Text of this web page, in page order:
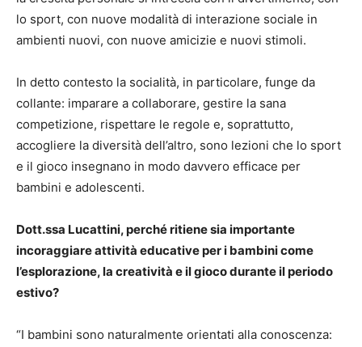
lo sport, con nuove modalità di interazione sociale in
ambienti nuovi, con nuove amicizie e nuovi stimoli.
In detto contesto la socialità, in particolare, funge da
collante: imparare a collaborare, gestire la sana
competizione, rispettare le regole e, soprattutto,
accogliere la diversità dell’altro, sono lezioni che lo sport
e il gioco insegnano in modo davvero efficace per
bambini e adolescenti.
Dott.ssa Lucattini, perché ritiene sia importante
incoraggiare attività educative per i bambini come
l’esplorazione, la creatività e il gioco durante il periodo
estivo?
“I bambini sono naturalmente orientati alla conoscenza: